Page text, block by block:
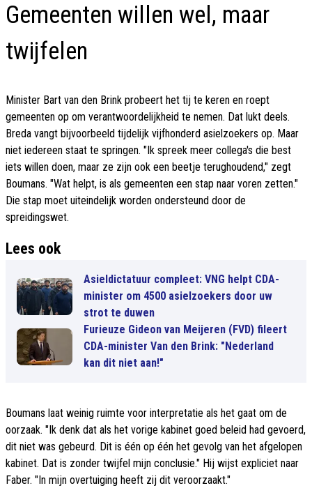
Gemeenten willen wel, maar
twijfelen
Minister Bart van den Brink probeert het tij te keren en roept
gemeenten op om verantwoordelijkheid te nemen. Dat lukt deels.
Breda vangt bijvoorbeeld tijdelijk vijfhonderd asielzoekers op. Maar
niet iedereen staat te springen. "Ik spreek meer collega's die best
iets willen doen, maar ze zijn ook een beetje terughoudend," zegt
Boumans. "Wat helpt, is als gemeenten een stap naar voren zetten."
Die stap moet uiteindelijk worden ondersteund door de
spreidingswet.
Lees ook
Asieldictatuur compleet: VNG helpt CDA-
minister om 4500 asielzoekers door uw
strot te duwen
Furieuze Gideon van Meijeren (FVD) fileert
CDA-minister Van den Brink: "Nederland
kan dit niet aan!"
Boumans laat weinig ruimte voor interpretatie als het gaat om de
oorzaak. "Ik denk dat als het vorige kabinet goed beleid had gevoerd,
dit niet was gebeurd. Dit is één op één het gevolg van het afgelopen
kabinet. Dat is zonder twijfel mijn conclusie." Hij wijst expliciet naar
Faber. "In mijn overtuiging heeft zij dit veroorzaakt."